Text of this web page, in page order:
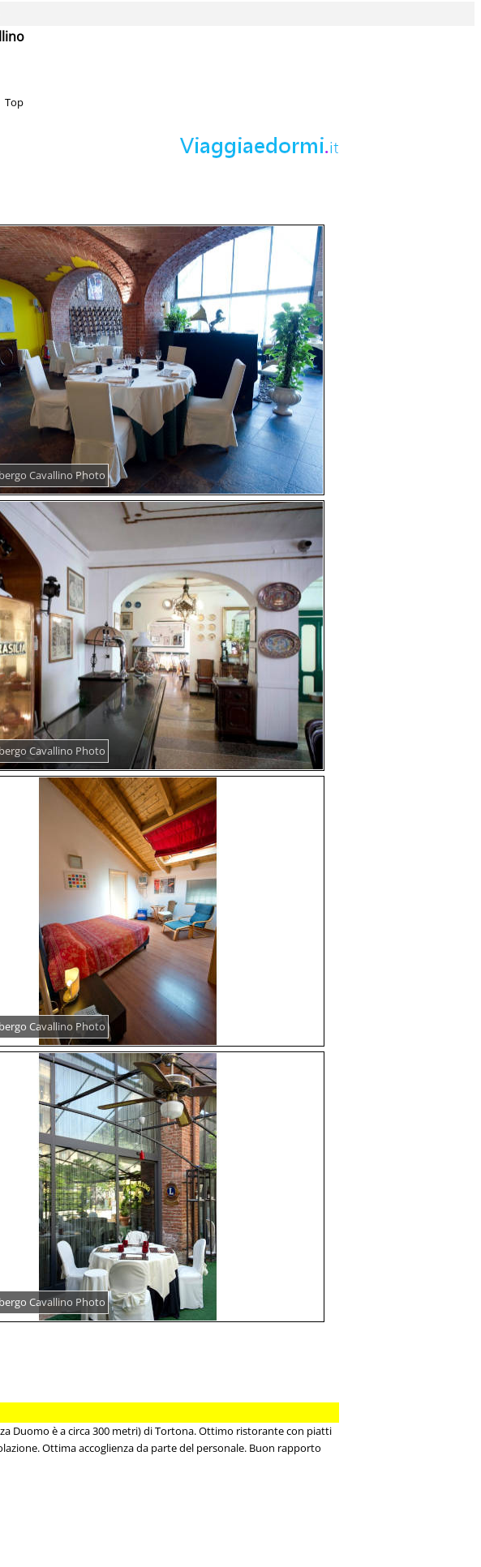
Top
Cavallino Photo
Cavallino Photo
Cavallino Photo
Cavallino Photo
Duomo è a circa 300 metri) di Tortona. Ottimo ristorante con piatti
Ottima accoglienza da parte del personale. Buon rapporto